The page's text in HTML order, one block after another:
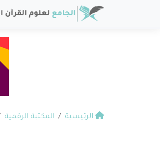
الرئيسية المكتبة الرقمية